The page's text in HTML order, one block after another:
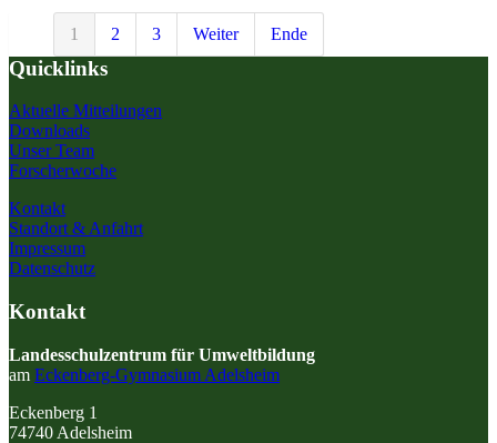
1 2 3 Weiter Ende
Quicklinks
Aktuelle Mitteilungen
Downloads
Unser Team
Forscherwoche
Kontakt
Standort & Anfahrt
Impressum
Datenschutz
Kontakt
Landesschulzentrum für Umweltbildung
am Eckenberg-Gymnasium Adelsheim
Eckenberg 1
74740 Adelsheim